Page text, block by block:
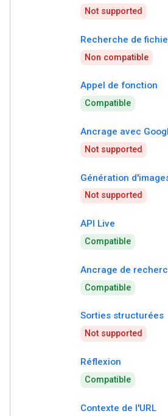
Not supported
Recherche de
Non compatible
Appel de fonction
Compatible
Ancrage avec
Not supported
Génération
Not supported
API Live
Compatible
Ancrage de
Compatible
Sorties structurées
Not supported
Réflexion
Compatible
Contexte de l'URL